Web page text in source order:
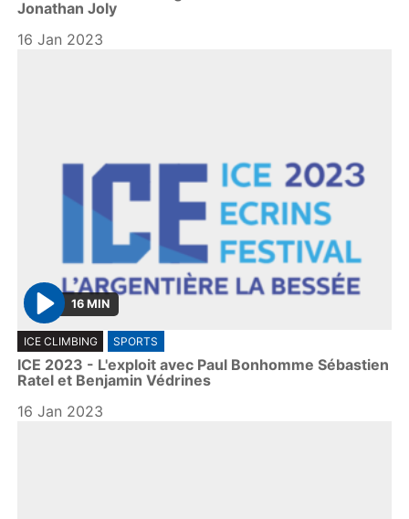
y
Jonathan Joly
16 Jan 2023
P
l
a
y
16 MIN
ICE CLIMBING SPORTS
ICE 2023 - L'exploit avec Paul Bonhomme Sébastien
Ratel et Benjamin Védrines
16 Jan 2023